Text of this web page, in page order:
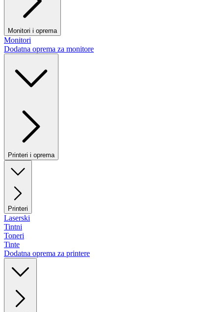
Monitori i oprema
Monitori
Dodatna oprema za monitore
Printeri i oprema
Printeri
Laserski
Tintni
Toneri
Tinte
Dodatna oprema za printere